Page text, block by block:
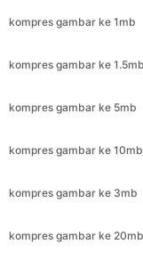
kompres gambar ke 5mb
kompres gambar ke 10mb
kompres gambar ke 3mb
kompres gambar ke 20mb
kompres gambar ke 1.8mb
kompres gambar ke 8mb